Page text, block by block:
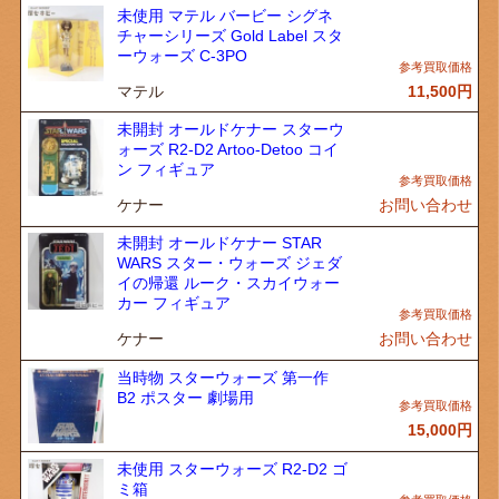
未使用 マテル バービー シグネ
チャーシリーズ Gold Label スタ
ーウォーズ C-3PO
マテル 11,500円
未開封 オールドケナー スターウ
ォーズ R2-D2 Artoo-Detoo コイ
ン フィギュア
ケナー お問い合わせ
未開封 オールドケナー STAR
WARS スター・ウォーズ ジェダ
イの帰還 ルーク・スカイウォー
カー フィギュア
ケナー お問い合わせ
当時物 スターウォーズ 第一作
B2 ポスター 劇場用
15,000円
未使用 スターウォーズ R2-D2 ゴ
ミ箱